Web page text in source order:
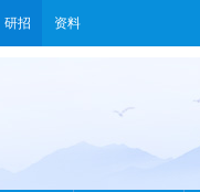
研招 资料